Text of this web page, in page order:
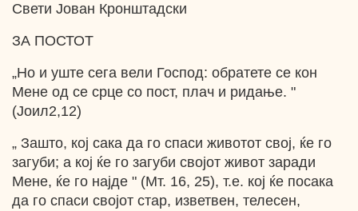
Свети Јован Кронштадски
ЗА ПОСТОТ
„Но и уште сега вели Господ: обратете се кон
Мене од се срце со пост, плач и ридање. "
(Јоил2,12)
„ Зашто, кој сака да го спаси животот свој, ќе го
загуби; а кој ќе го загуби својот живот заради
Мене, ќе го најде " (Мт. 16, 25), т.е. кој ќе посака
да го спаси својот стар, изветвен, телесен,